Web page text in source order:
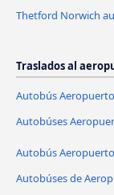
Thetford Norwich
Traslados al
Autobús
Autobúses
Autobús
Autobúses de